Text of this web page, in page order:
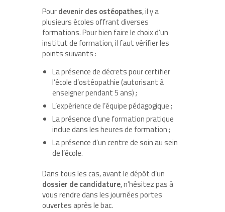
Pourdevenir des ostéopathes, il y a
plusieurs écoles offrant diverses
formations. Pour bien faire le choix d’un
institut de formation, il faut vérifier les
points suivants :
La présence de décrets pour certifier
l’école d’ostéopathie (autorisant à
enseigner pendant 5 ans) ;
L’expérience de l’équipe pédagogique ;
La présence d’une formation pratique
inclue dans les heures de formation ;
La présence d’un centre de soin au sein
de l’école.
Dans tous les cas, avant le dépôt d’un
dossier de candidature, n’hésitez pas à
vous rendre dans les journées portes
ouvertes après le bac.